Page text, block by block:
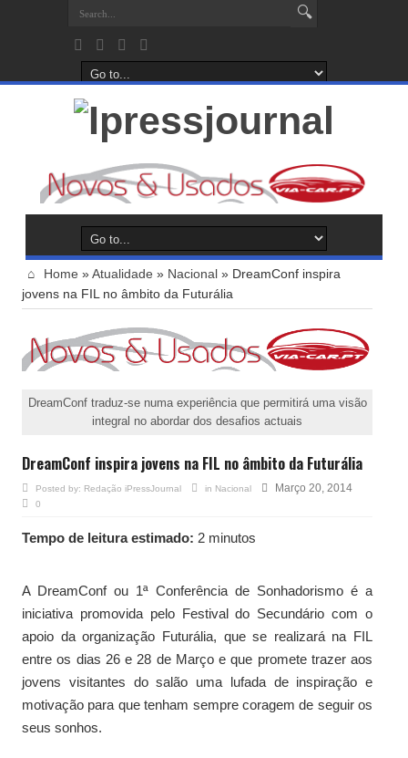
Home »Atualidade » Nacional » DreamConf inspira
jovens na FIL no âmbito da Futurália
DreamConf traduz-se numa experiência que permitirá uma visão
integral no abordar dos desafios actuais
DreamConf inspira jovens na FIL no âmbito da Futurália
Posted by: Redação iPressJournal in Nacional Março 20, 2014
0
Tempo de leitura estimado: 2 minutos
A DreamConf ou 1ª Conferência de Sonhadorismo é a
iniciativa promovida pelo Festival do Secundário com o
apoio da organização Futurália, que se realizará na FIL
entre os dias 26 e 28 de Março e que promete trazer aos
jovens visitantes do salão uma lufada de inspiração e
motivação para que tenham sempre coragem de seguir os
seus sonhos.